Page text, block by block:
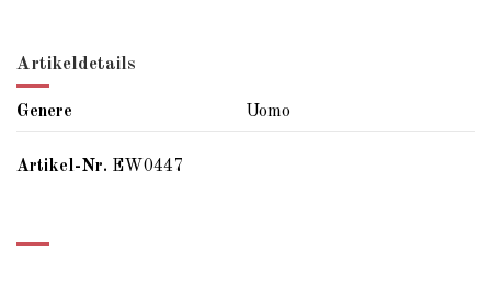
Artikeldetails
Genere Uomo
Artikel-Nr. EW0447